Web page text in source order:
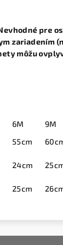
pre
zariadením
môžu
6M 9M
55cm
24cm
25cm